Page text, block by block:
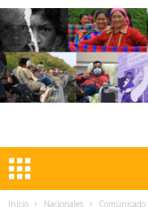
Inicio Nacionales